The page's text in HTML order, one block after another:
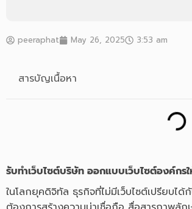
peeraphat May 26, 2025 3:53 am
สารบัญเนื้อหา
รับทำเว็บไซต์บริษัท ออกแบบเว็บไซต์องค์กร
ในโลกยุคดิจิทัล ธุรกิจที่ไม่มีเว็บไซต์เปรียบไ